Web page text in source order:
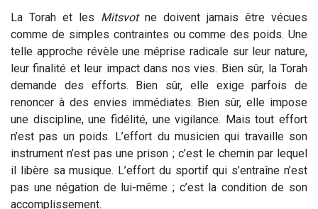
La Torah et les Mitsvotne doivent jamais être vécues
comme de simples contraintes ou comme des poids. Une
telle approche révèle une méprise radicale sur leur nature,
leur finalité et leur impact dans nos vies. Bien sûr, la Torah
demande des efforts. Bien sûr, elle exige parfois de
renoncer à des envies immédiates. Bien sûr, elle impose
une discipline, une fidélité, une vigilance. Mais tout effort
n’est pas un poids. L’effort du musicien qui travaille son
instrument n’est pas une prison ; c’est le chemin par lequel
il libère sa musique. L’effort du sportif qui s’entraîne n’est
pas une négation de lui-même ; c’est la condition de son
accomplissement.